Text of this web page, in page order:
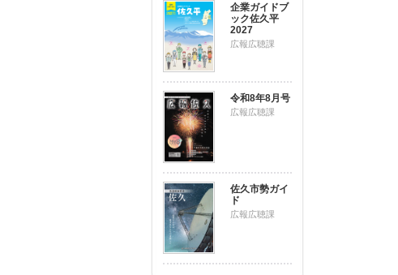
企業ガイドブ
ック佐久平
2027
広報広聴課
令和8年8月号
広報広聴課
佐久市勢ガイ
ド
広報広聴課